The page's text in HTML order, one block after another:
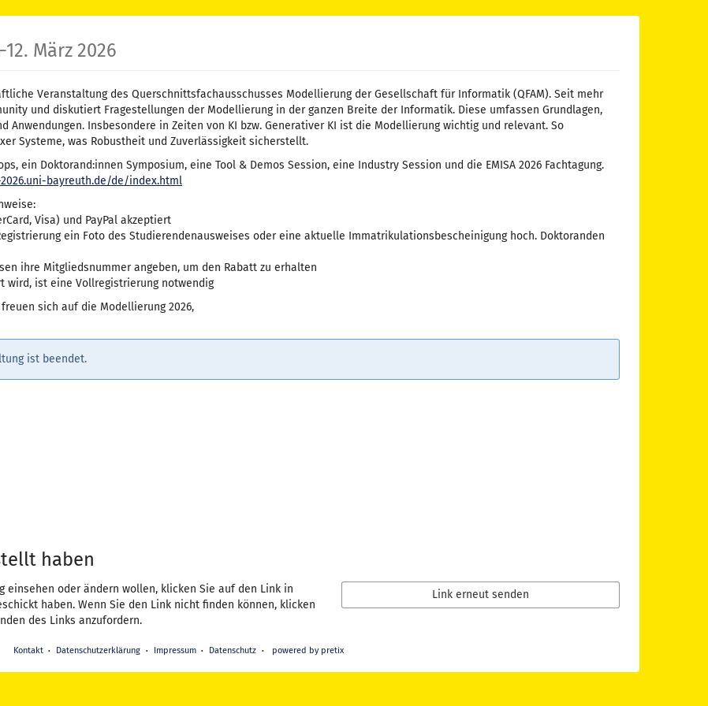
bis
12. März 2026
Veranstaltung des Querschnittsfachausschusses Modellierung der Gesellschaft für Informatik (QFAM). Seit mehr
und diskutiert Fragestellungen der Modellierung in der ganzen Breite der Informatik. Diese umfassen Grundlagen,
Anwendungen. Insbesondere in Zeiten von KI bzw. Generativer KI ist die Modellierung wichtig und relevant. So
Systeme, was Robustheit und Zuverlässigkeit sicherstellt.
ein Doktorand:innen Symposium, eine Tool & Demos Session, eine Industry Session und die EMISA 2026 Fachtagung.
bayreuth.de/de/index.html
Visa) und PayPal akzeptiert
ein Foto des Studierendenausweises oder eine aktuelle Immatrikulationsbescheinigung hoch. Doktoranden
ihre Mitgliedsnummer angeben, um den Rabatt zu erhalten
wird, ist eine Vollregistrierung notwendig
sich auf die Modellierung 2026,
ist beendet.
haben
oder ändern wollen, klicken Sie auf den Link in
haben. Wenn Sie den Link nicht finden können, klicken
des Links anzufordern.
Link erneut senden
Kontakt Datenschutzerklärung Impressum Datenschutz powered by pretix